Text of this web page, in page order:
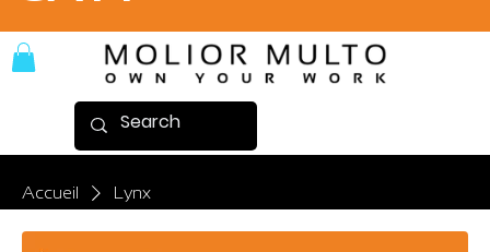
Accueil Lynx